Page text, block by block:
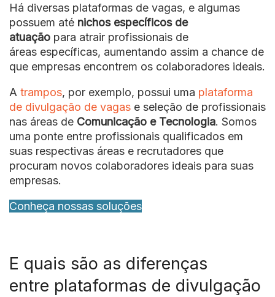
Há diversas plataformas de vagas, e algumas
possuem até nichos específicos de
atuação para atrair profissionais de
áreas específicas, aumentando assim a chance de
que empresas encontrem os colaboradores ideais.
A trampos, por exemplo, possui uma plataforma
de divulgação de vagas e seleção de profissionais
nas áreas de Comunicação e Tecnologia. Somos
uma ponte entre profissionais qualificados em
suas respectivas áreas e recrutadores que
procuram novos colaboradores ideais para suas
empresas.
Conheça nossas soluções
E quais são as diferenças
entre plataformas de divulgação